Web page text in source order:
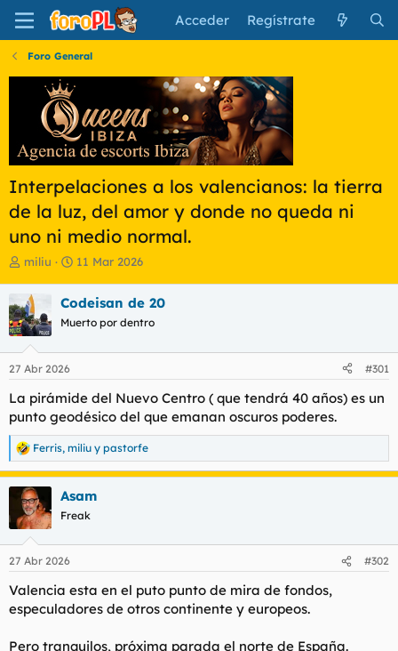
Acceder Regístrate
Foro General
Interpelaciones a los valencianos: la tierra
de la luz, del amor y donde no queda ni
uno ni medio normal.
I
c
i
a
d
o
d
e
l
t
e
m
a
miliu
F
h
a
e
i
c
i
o
11 Mar 2026
Codeisan de 20
Muerto por dentro
27 Abr 2026 #301
La pirámide del Nuevo Centro ( que tendrá 40 años) es un
punto geodésico del que emanan oscuros poderes.
R
e
a
i
e
:
Ferris, miliu y pastorfe
Asam
Freak
27 Abr 2026 #302
Valencia esta en el puto punto de mira de fondos,
especuladores de otros continente y europeos.
Pero tranquilos, próxima parada el norte de España.